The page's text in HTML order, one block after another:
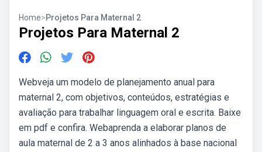
Home>Projetos Para Maternal 2
Projetos Para Maternal 2
Webveja um modelo de planejamento anual para
maternal 2, com objetivos, conteúdos, estratégias e
avaliação para trabalhar linguagem oral e escrita. Baixe
em pdf e confira. Webaprenda a elaborar planos de
aula maternal de 2 a 3 anos alinhados à base nacional